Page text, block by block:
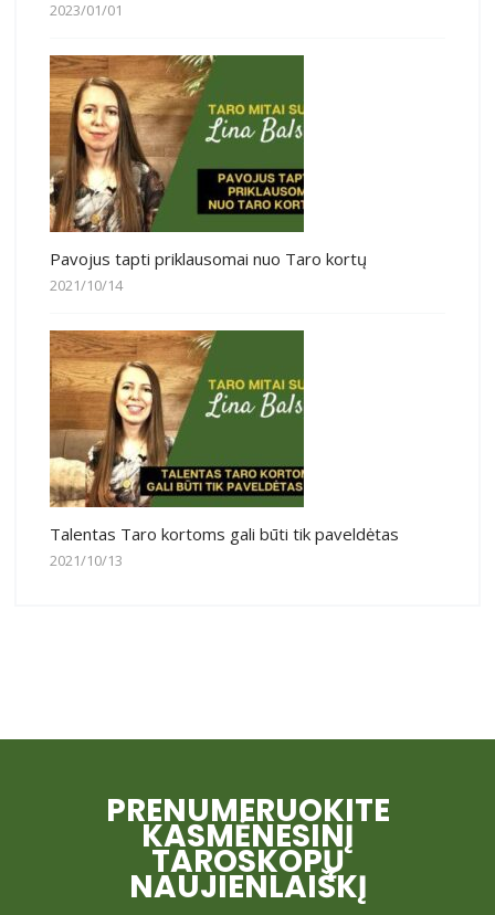
2023/01/01
Pavojus tapti priklausomai nuo Taro kortų
2021/10/14
Talentas Taro kortoms gali būti tik paveldėtas
2021/10/13
PRENUMERUOKITE
KASMĖNESINĮ
TAROSKOPŲ
NAUJIENLAIŠKĮ